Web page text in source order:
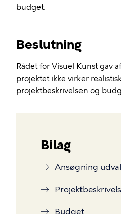
budget.
Beslutning
Rådet for Visuel Kunst gav
projektet ikke virker
projektbeskrivelsen og
Bilag
Ansøgning
Budget